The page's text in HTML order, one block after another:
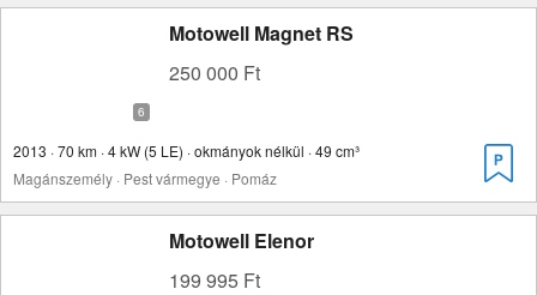
Motowell Magnet RS
250 000 Ft
2013 · 70 km · 4 kW (5 LE) · okmányok nélkül · 49 cm³
Magánszemély · Pest vármegye · Pomáz
Motowell Elenor
199 995 Ft